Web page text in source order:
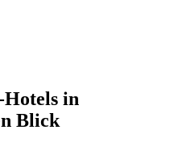
Hotels in
Blick